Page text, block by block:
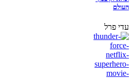
העולם
עדי פרל